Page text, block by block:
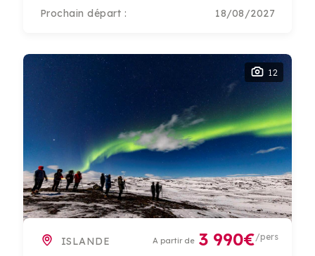
Prochain départ : 18/08/2027
12
ISLANDE A partir de 3 990€/pers